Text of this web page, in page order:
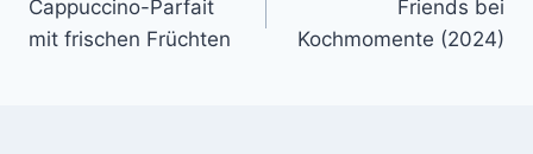
Cappuccino-Parfait
mit frischen Früchten
Friends bei
Kochmomente (2024)